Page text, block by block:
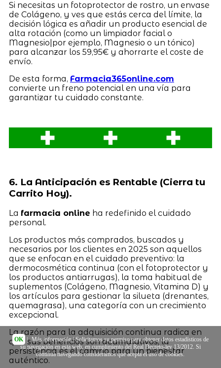
Si necesitas un fotoprotector de rostro, un envase
de Colágeno, y ves que estás cerca del límite, la
decisión lógica es añadir un producto esencial de
alta rotación (como un limpiador facial o
Magnesio|por ejemplo, Magnesio o un tónico)
para alcanzar los 59,95€ y ahorrarte el coste de
envío.
De esta forma, Farmacia365online.com
convierte un freno potencial en una vía para
garantizar tu cuidado constante.
6. La Anticipación es Rentable (Cierra tu
Carrito Hoy).
La farmacia online ha redefinido el cuidado
personal.
Los productos más comprados, buscados y
necesarios por los clientes en 2025 son aquellos
que se enfocan en el cuidado preventivo: la
dermocosmética continua (con el fotoprotector y
los productos antiarrugas), la toma habitual de
suplementos (Colágeno, Magnesio, Vitamina D) y
los artículos para gestionar la silueta (drenantes,
quemagrasa), una categoría con un crecimiento
excepcional.
La razón para la adquisición continua radica en
que sus beneficios son acumulativos; la
persistencia es el camino para un bienestar
auténtico.
OK | Más información| Solicitamos su permiso para obtener datos estadísticos de
su navegación en esta web, en cumplimiento del Real Decreto-ley 13/2012. Si
continúa navegando consideramos que acepta el uso de cookies.